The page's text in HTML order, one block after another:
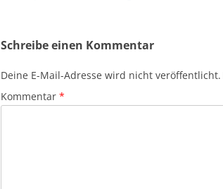
Schreibe einen Kommentar
Deine E-Mail-Adresse wird nicht veröffentlicht.
Kommentar *